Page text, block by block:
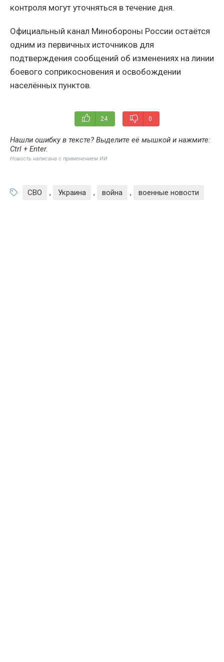
контроля могут уточняться в течение дня.
Официальный канал Минобороны России остаётся
одним из первичных источников для
подтверждения сообщений об изменениях на линии
боевого соприкосновения и освобождении
населённых пунктов.
24 0
Нашли ошибку в тексте? Выделите её мышкой и нажмите:
Ctrl + Enter.
Новость написана с применением ИИ
СВО , Украина , война , военные новости